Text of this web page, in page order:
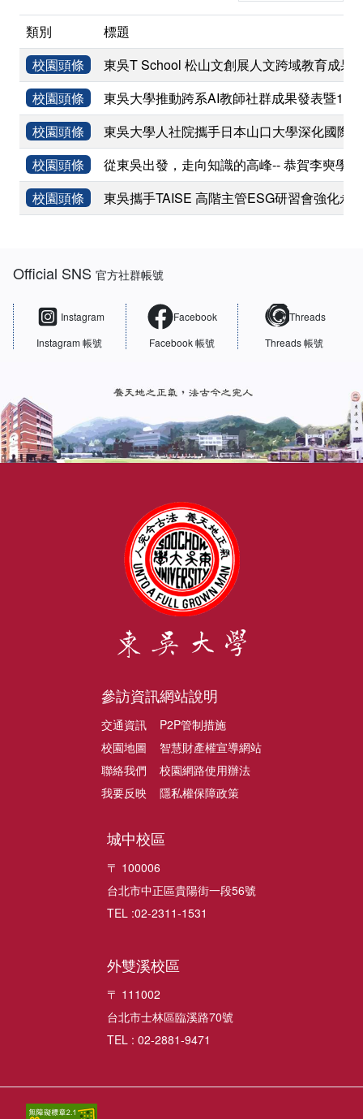
類別
標題
校園頭條
東吳T School 松山文創展人文跨域教育成果
校園頭條
東吳大學推動跨系AI教師社群成果發表暨
校園頭條
東吳大學人社院攜手日本山口大學深化國際
校園頭條
從東吳出發，走向知識的高峰-- 恭賀李奭學
校園頭條
東吳攜手TAISE 高階主管ESG研習會強化永
Official SNS官方社群帳號
Instagram
Instagram 帳號
Facebook
Facebook 帳號
Threads
Threads 帳號
參訪資訊
交通資訊
校園地圖
聯絡我們
我要反映
網站說明
P2P管制措施
智慧財產權宣導網站
校園網路使用辦法
隱私權保障政策
城中校區
〒 100006
台北市中正區貴陽街一段56號
TEL :02-2311-1531
外雙溪校區
〒 111002
台北市士林區臨溪路70號
TEL : 02-2881-9471